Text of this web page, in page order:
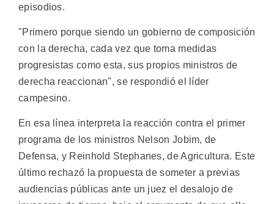
episodios.
"Primero porque siendo un gobierno de composición
con la derecha, cada vez que toma medidas
progresistas como esta, sus propios ministros de
derecha reaccionan", se respondió el líder
campesino.
En esa línea interpreta la reacción contra el primer
programa de los ministros Nelson Jobim, de
Defensa, y Reinhold Stephanes, de Agricultura. Este
último rechazó la propuesta de someter a previas
audiencias públicas ante un juez el desalojo de